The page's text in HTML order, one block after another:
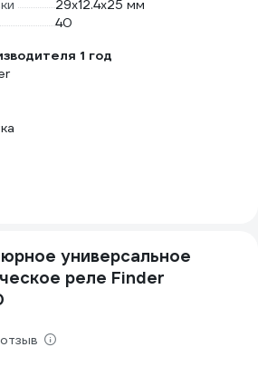
29х12.4х25 мм
40
1 год
универсальное
реле Finder